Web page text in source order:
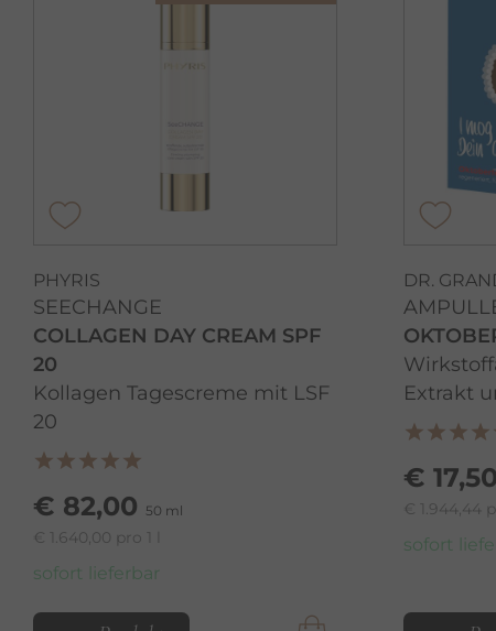
PHYRIS
SEECHANGE
COLLAGEN DAY CREAM SPF
20
Kollagen Tagescreme mit LSF
20
€ 82,00 50 ml
€ 1.640,00 pro 1 l
sofort lieferbar
DR.
Extrakt
€ 17,50
€ 1.944,44
sofort